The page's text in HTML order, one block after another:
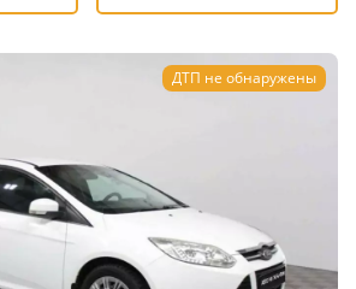
ДТП не обнаружены